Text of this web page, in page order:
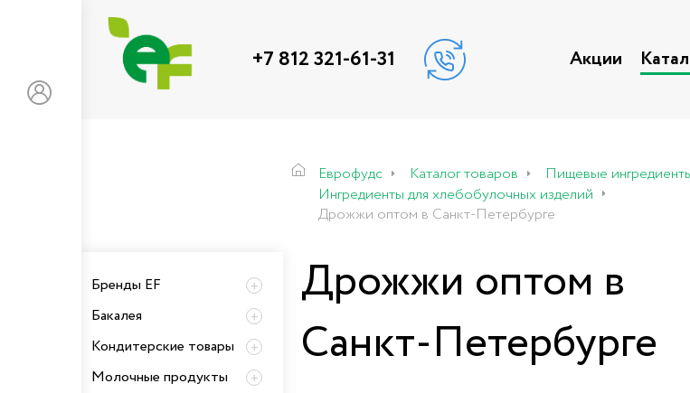
+7 812 321-61-31 Акции
Еврофудс Каталог товаров
Пищевые
Ингредиенты для хлебобулочных изделий
Дрожжи оптом в Санкт-Петербурге
Дрожжи оптом в
Санкт-Петербурге
Бренды EF
Бакалея
Кондитерские товары
Молочные продукты